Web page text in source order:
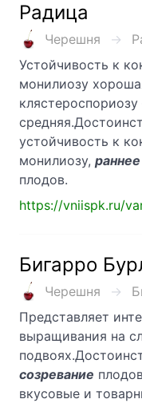
Радица
Черешня
Устойчивость к
монилиозу
клястероспориозу
устойчивость к
монилиозу,
плодов.
https://vniispk.ru/
Бигарро
Черешня
Представляет
выращивания на
созревание
вкусовые и